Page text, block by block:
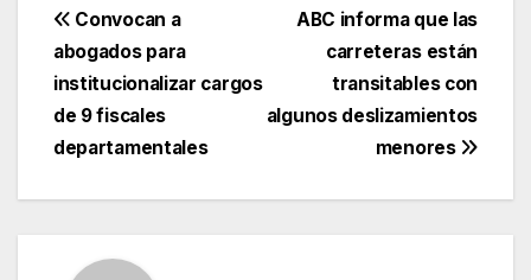
Navegación
de
entradas
ABC informa que las
carreteras están
transitables con
algunos deslizamientos
menores
Convocan a
abogados para
institucionalizar cargos
de 9 fiscales
departamentales